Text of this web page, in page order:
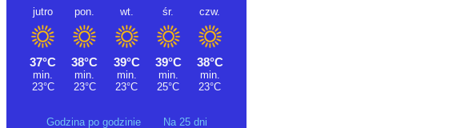
Godzina po godzinie Na 25 dni